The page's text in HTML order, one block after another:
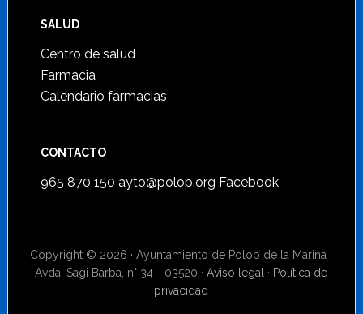
SALUD
Centro de salud
Farmacia
Calendario farmacias
CONTACTO
965 870 150 ayto@polop.org Facebook
Copyright © 2026 · Ayuntamiento de Polop de la Marina ·
Avda. Sagi Barba, n° 34 - 03520 ·Aviso legal · Política de
privacidad